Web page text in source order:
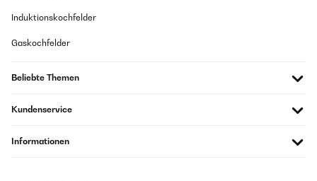
Induktionskochfelder
Gaskochfelder
Beliebte Themen
Kundenservice
Informationen